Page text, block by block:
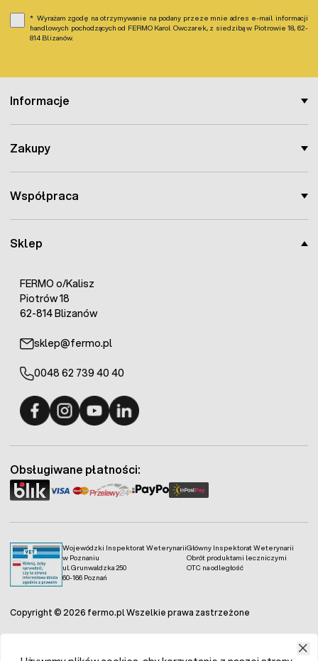
Sklep
FERMO o/Kalisz
Piotrów 18
62-814 Blizanów
sklep@fermo.pl
0048 62 739 40 40
Informacje
Zakupy
Współpraca
Wyrażam zgodę na otrzymywanie na podany przeze mnie adres e-mail informacji
handlowych pochodzących od FERMO Karol Owczarek, z siedzibą w Piotrowie 18, 62-
814 Blizanów.
Wojewódzki Inspektorat Weterynarii
w Poznaniu
ul. Grunwaldzka 250
60-166 Poznań
Główny Inspektorat Weterynarii
Obrót produktami leczniczymi
OTC na odległość
Obsługiwane płatności:
Copyright © 2026 fermo.pl Wszelkie prawa zastrzeżone